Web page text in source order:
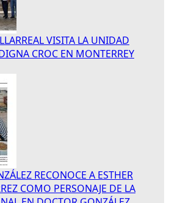
VISITA LA UNIDAD
CROC EN MONTERREY
RECONOCE A ESTHER
COMO PERSONAJE DE LA